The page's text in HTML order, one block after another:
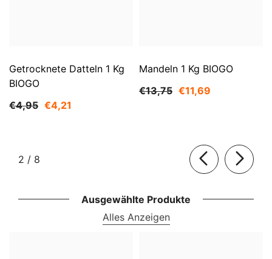
Getrocknete Datteln 1 Kg
BIOGO
€4,95 €4,21
Mandeln 1 Kg BIOGO
€13,75 €11,69
2 / von
8
Ausgewählte Produkte
Alles Anzeigen